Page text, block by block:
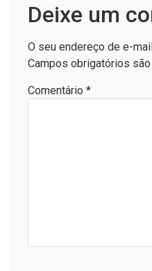
Deixe um
O seu endereço de e-
Campos obrigatórios
Comentário *